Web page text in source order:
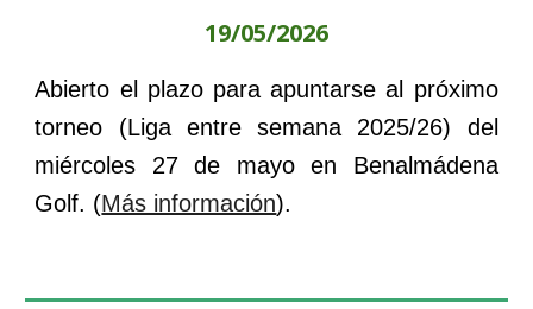
19/05/2026
Abierto el plazo para apuntarse al próximo
torneo (Liga entre semana 2025/26) del
miércoles
27de mayoen Benalmádena
Golf. (Más información).